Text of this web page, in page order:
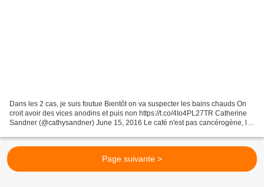
Dans les 2 cas, je suis foutue Bientôt on va suspecter les bains chauds On
croit avoir des vices anodins et puis non https://t.co/4Io4PL27TR Catherine
Sandner (@cathysandner) June 15, 2016 Le café n'est pas cancérogène, les
Page suivante >